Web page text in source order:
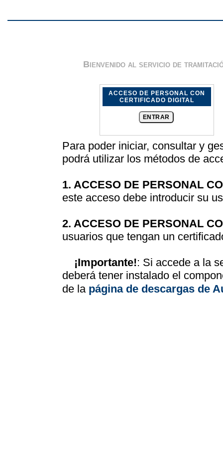
Bienvenido al servicio de
ACCESO DE PERSONAL CON
CERTIFICADO DIGITAL
Para poder iniciar, consultar y
podrá utilizar los métodos de
1. ACCESO DE PERSONAL
este acceso debe introducir su
2. ACCESO DE PERSONAL
usuarios que tengan un
¡Importante!: Si accede a la
deberá tener instalado el
de la página de descargas de